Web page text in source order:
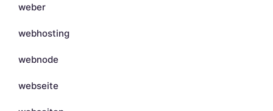
weber
webhosting
webnode
webseite